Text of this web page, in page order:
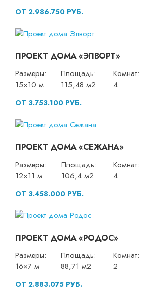
ОТ 2.986.750 РУБ.
ПРОЕКТ ДОМА «ЭПВОРТ»
Размеры:
15×10 м
Площадь:
115,48 м2
Комнат:
4
ОТ 3.753.100 РУБ.
ПРОЕКТ ДОМА «СЕЖАНА»
Размеры:
12×11 м
Площадь:
106,4 м2
Комнат:
4
ОТ 3.458.000 РУБ.
ПРОЕКТ ДОМА «РОДОС»
Размеры:
16×7 м
Площадь:
88,71 м2
Комнат:
2
ОТ 2.883.075 РУБ.